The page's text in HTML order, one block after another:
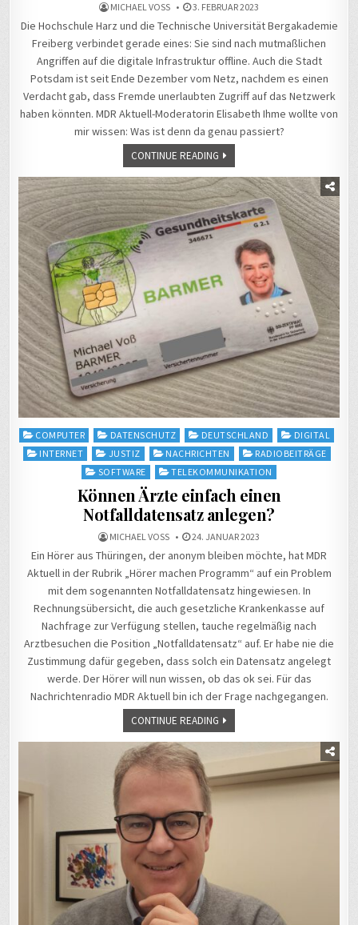
MICHAEL VOSS 3. FEBRUAR 2023
Die Hochschule Harz und die Technische Universität Bergakademie
Freiberg verbindet gerade eines: Sie sind nach mutmaßlichen
Angriffen auf die digitale Infrastruktur offline. Auch die Stadt
Potsdam ist seit Ende Dezember vom Netz, nachdem es einen
Verdacht gab, dass Fremde unerlaubten Zugriff auf das Netzwerk
haben könnten. MDR Aktuell-Moderatorin Elisabeth Ihme wollte von
mir wissen: Was ist denn da genau passiert?
CONTINUE READING
Posted
COMPUTER DATENSCHUTZ DEUTSCHLAND
DIGITAL
INTERNET
JUSTIZ NACHRICHTEN
RADIOBEITRÄGE
SOFTWARE
TELEKOMMUNIKATION
Können Ärzte einfach einen
Notfalldatensatz anlegen?
MICHAEL VOSS 24. JANUAR 2023
Ein Hörer aus Thüringen, der anonym bleiben möchte, hat MDR
Aktuell in der Rubrik „Hörer machen Programm“ auf ein Problem
mit dem sogenannten Notfalldatensatz hingewiesen. In
Rechnungsübersicht, die auch gesetzliche Krankenkasse auf
Nachfrage zur Verfügung stellen, tauche regelmäßig nach
Arztbesuchen die Position „Notfalldatensatz“ auf. Er habe nie die
Zustimmung dafür gegeben, dass solch ein Datensatz angelegt
werde. Der Hörer will nun wissen, ob das ok sei. Für das
Nachrichtenradio MDR Aktuell bin ich der Frage nachgegangen.
CONTINUE READING